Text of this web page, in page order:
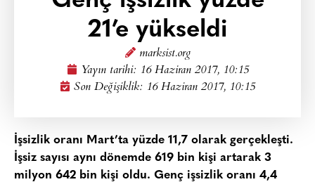
21’e yükseldi
marksist.org
Yayın tarihi: 16 Haziran 2017, 10:15
Son Değişiklik: 16 Haziran 2017, 10:15
İşsizlik oranı Mart’ta yüzde 11,7 olarak gerçekleşti.
İşsiz sayısı aynı dönemde 619 bin kişi artarak 3
milyon 642 bin kişi oldu. Genç işsizlik oranı 4,4